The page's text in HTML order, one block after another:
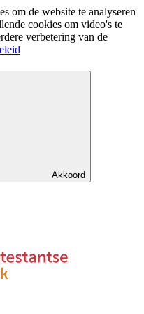
om de website te analyseren
cookies om video's te
verbetering van de
Akkoord